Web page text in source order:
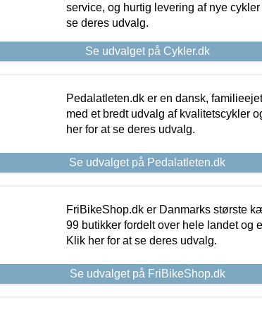
service, og hurtig levering af nye
se deres udvalg.
Se udvalget på Cykler.dk
Pedalatleten.dk er en dansk,
med et bredt udvalg af kvalitetscykler
her for at se deres udvalg.
Se udvalget på Pedalatleten.dk
FriBikeShop.dk er Danmarks største
99 butikker fordelt over hele landet og
Klik her for at se deres udvalg.
Se udvalget på FriBikeShop.dk